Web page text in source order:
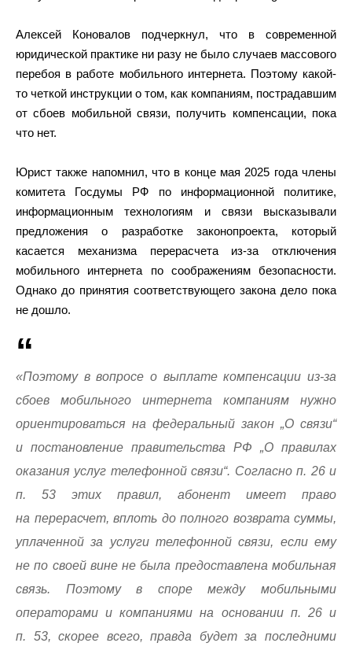
Алексей Коновалов подчеркнул, что в современной
юридической практике ни разу не было случаев массового
перебоя в работе мобильного интернета. Поэтому какой-
то четкой инструкции о том, как компаниям, пострадавшим
от сбоев мобильной связи, получить компенсации, пока
что нет.
Юрист также напомнил, что в конце мая 2025 года члены
комитета Госдумы РФ по информационной политике,
информационным технологиям и связи высказывали
предложения о разработке законопроекта, который
касается механизма перерасчета из-за отключения
мобильного интернета по соображениям безопасности.
Однако до принятия соответствующего закона дело пока
не дошло.
«Поэтому в вопросе о выплате компенсации из-за
сбоев мобильного интернета компаниям нужно
ориентироваться на федеральный закон „О связи“
и постановление правительства РФ „О правилах
оказания услуг телефонной связи“. Согласно п. 26 и
п. 53 этих правил, абонент имеет право
на перерасчет, вплоть до полного возврата суммы,
уплаченной за услуги телефонной связи, если ему
не по своей вине не была предоставлена мобильная
связь. Поэтому в споре между мобильными
операторами и компаниями на основании п. 26 и
п. 53, скорее всего, правда будет за последними